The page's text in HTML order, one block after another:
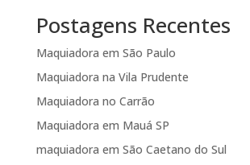
Postagens Recentes
Maquiadora em São Paulo
Maquiadora na Vila Prudente
Maquiadora no Carrão
Maquiadora em Mauá SP
maquiadora em São Caetano do Sul